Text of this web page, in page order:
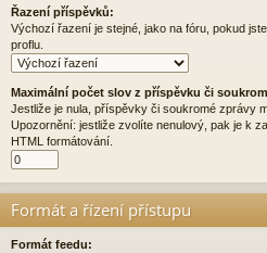
Řazení příspěvků:
Výchozí řazení je stejné, jako na fóru, pokud
proflu.
Maximální počet slov z příspěvku či
Jestliže je nula, příspěvky či soukromé zprávy
Upozornění: jestliže zvolíte nenulový, pak je k
HTML formátování.
Formát a řízení přístupu
Formát feedu: